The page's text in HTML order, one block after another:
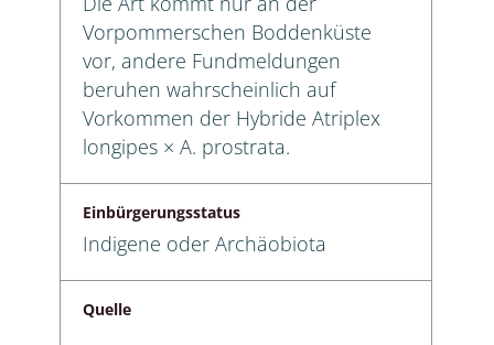
Vorpommerschen Boddenküste
vor, andere Fundmeldungen
beruhen wahrscheinlich auf
Vorkommen der Hybride Atriplex
longipes × A. prostrata.
Einbürgerungsstatus
Indigene oder Archäobiota
Quelle